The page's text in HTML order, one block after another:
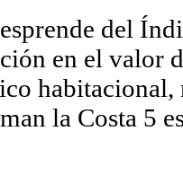
del
en el valor
habitacional,
la Costa 5